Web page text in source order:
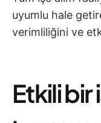
uyumlu hale
verimliliğini ve
Etkili bir